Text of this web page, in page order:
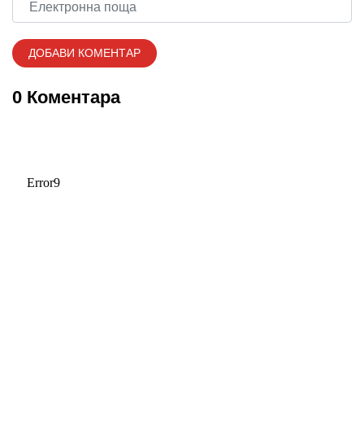
0 Коментара